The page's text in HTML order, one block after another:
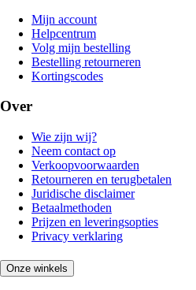
Mijn account
Helpcentrum
Volg mijn bestelling
Bestelling retourneren
Kortingscodes
Over
Wie zijn wij?
Neem contact op
Verkoopvoorwaarden
Retourneren en terugbetalen
Juridische disclaimer
Betaalmethoden
Prijzen en leveringsopties
Privacy verklaring
Onze winkels